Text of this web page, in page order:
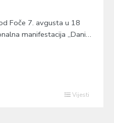
Foče 7. avgusta u 18
manifestacija „Dani…
Vijesti